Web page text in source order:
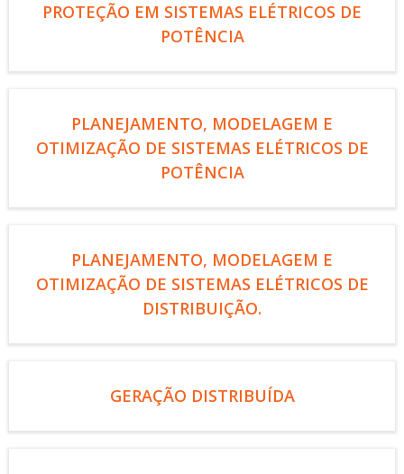
PROTEÇÃO EM SISTEMAS ELÉTRICOS DE
POTÊNCIA
PLANEJAMENTO, MODELAGEM E
OTIMIZAÇÃO DE SISTEMAS ELÉTRICOS DE
POTÊNCIA
PLANEJAMENTO, MODELAGEM E
OTIMIZAÇÃO DE SISTEMAS ELÉTRICOS DE
DISTRIBUIÇÃO.
GERAÇÃO DISTRIBUÍDA